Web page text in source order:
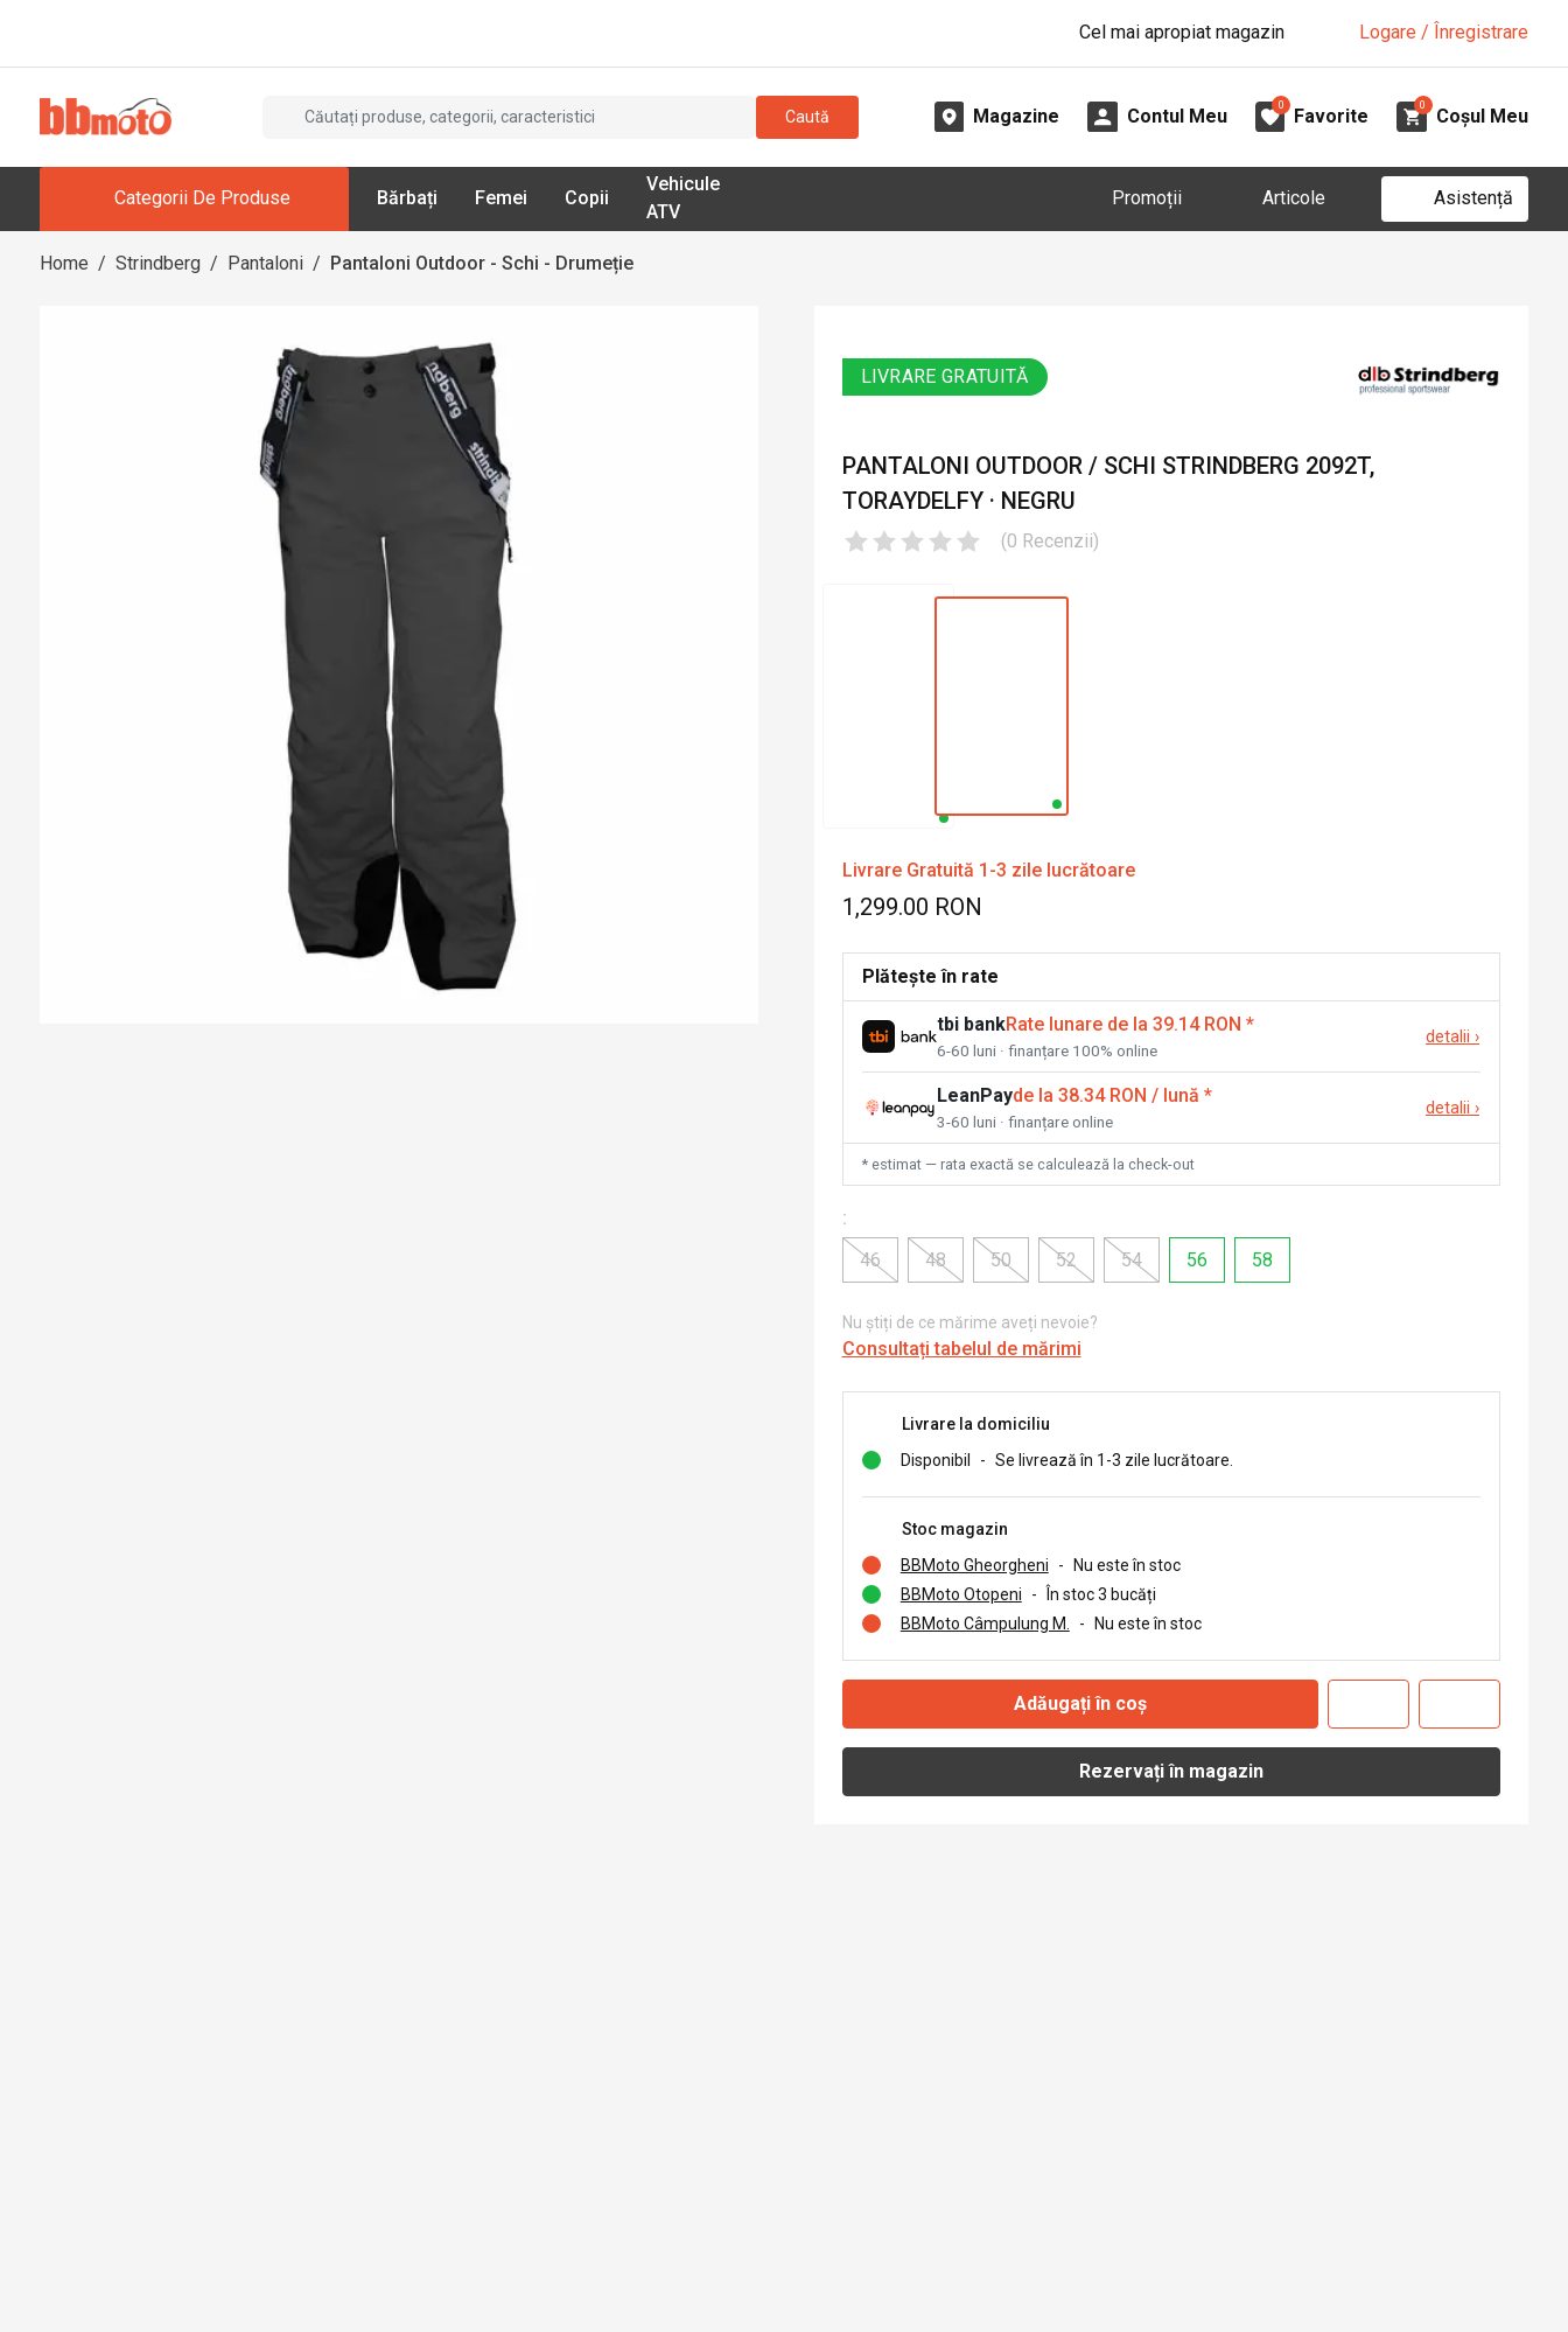
Cel mai apropiat magazin Logare / Înregistrare
Caută Magazine Contul Meu
0
Favorite
0
Coșul Meu
Categorii De Produse Bărbați Femei Copii
Vehicule
ATV
Promoții Articole Asistență
Home / Strindberg / Pantaloni / Pantaloni Outdoor - Schi - Drumeție
LIVRARE GRATUITĂ
PANTALONI OUTDOOR / SCHI STRINDBERG 2092T,
TORAYDELFY · NEGRU
(0 Recenzii)
Livrare Gratuită 1-3 zile lucrătoare
1,299.00 RON
Plătește în rate
tbi bankRate lunare de la 39.14 RON *
6-60 luni · finanțare 100% online
detalii ›
LeanPayde la 38.34 RON / lună *
3-60 luni · finanțare online
detalii ›
* estimat — rata exactă se calculează la check-out
:
46
48 50 52 54 56 58
Nu știți de ce mărime aveți nevoie?
Consultați tabelul de mărimi
Livrare la domiciliu
Disponibil
- Se livrează în 1-3 zile lucrătoare.
Stoc magazin
BBMoto Gheorgheni
-
Nu este în stoc
BBMoto Otopeni
-
În stoc 3 bucăți
BBMoto Câmpulung M.
- Nu este în stoc
Adăugați în coș
Rezervați în magazin